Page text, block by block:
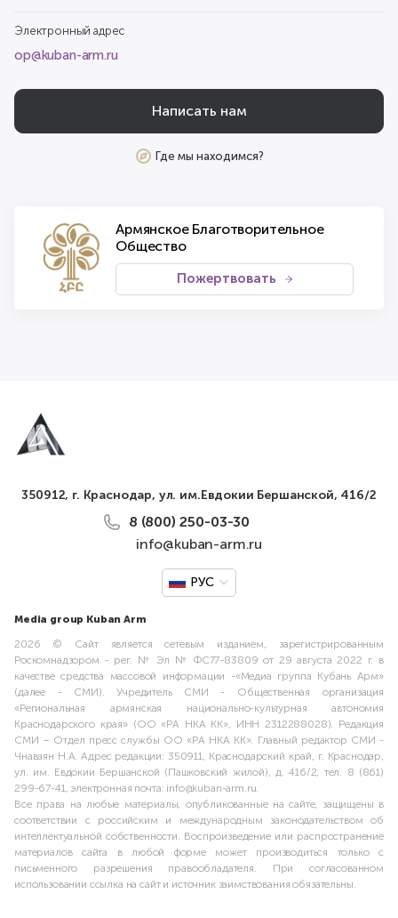
Электронный адрес
op@kuban-arm.ru
Написать нам
Где мы находимся?
Армянское Благотворительное
Общество
Пожертвовать
350912, г. Краснодар, ул. им.Евдокии Бершанской, 416/2
8 (800) 250-03-30
info@kuban-arm.ru
РУС
Media group Kuban Arm
2026 © Сайт является сетевым изданием, зарегистрированным
Роскомнадзором - рег. № Эл № ФС77-83809 от 29 августа 2022 г. в
качестве средства массовой информации -«Медиа группа Кубань Арм»
(далее - СМИ). Учредитель СМИ - Общественная организация
«Региональная армянская национально-культурная автономия
Краснодарского края» (ОО «РА НКА КК», ИНН 2312288028). Редакция
СМИ – Отдел пресс службы ОО «РА НКА КК». Главный редактор СМИ -
Чнаваян Н.А. Адрес редакции: 350911, Краснодарский край, г. Краснодар,
ул. им. Евдокии Бершанской (Пашковский жилой), д. 416/2, тел. 8 (861)
299-67-41, электронная почта: info@kuban-arm.ru.
Все права на любые материалы, опубликованные на сайте, защищены в
соответствии с российским и международным законодательством об
интеллектуальной собственности. Воспроизведение или распространение
материалов сайта в любой форме может производиться только с
письменного разрешения правообладателя. При согласованном
использовании ссылка на сайт и источник заимствования обязательны.